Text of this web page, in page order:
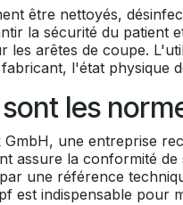
être nettoyés,
la sécurité du
arêtes de coupe.
l'état physique
les
une entreprise
assure la conformité
une référence
est indispensable